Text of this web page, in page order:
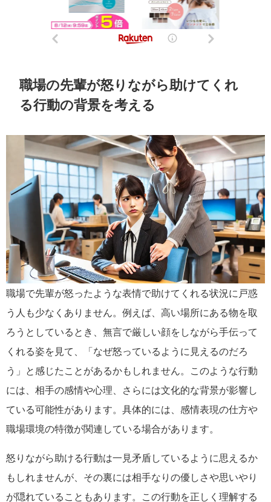
職場の先輩が怒りながら助けてくれ
る行動の背景を考える
職場で先輩が怒ったような表情で助けてくれる状況に戸惑
う人も少なくありません。例えば、高い場所にある物を取
ろうとしているとき、無言で厳しい顔をしながら手伝って
くれる姿を見て、「なぜ怒っているように見えるのだろ
う」と感じたことがあるかもしれません。このような行動
には、相手の感情や心理、さらには文化的な背景が影響し
ている可能性があります。具体的には、感情表現の仕方や
職場環境の特徴が関連している場合があります。
怒りながら助ける行動は一見矛盾しているように思えるか
もしれませんが、その裏には相手なりの優しさや思いやり
が隠れていることもあります。この行動を正しく理解する